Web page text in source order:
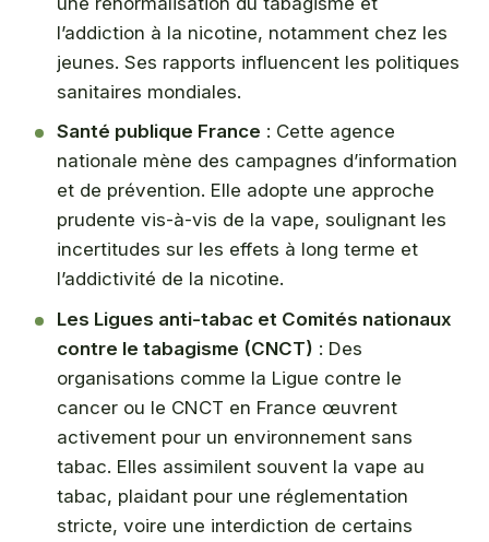
l’addiction à la nicotine, notamment chez les
jeunes. Ses rapports influencent les politiques
sanitaires mondiales.
Santé publique France : Cette agence
nationale mène des campagnes d’information
et de prévention. Elle adopte une approche
prudente vis-à-vis de la vape, soulignant les
incertitudes sur les effets à long terme et
l’addictivité de la nicotine.
Les Ligues anti-tabac et Comités nationaux
contre le tabagisme (CNCT) : Des
organisations comme la Ligue contre le
cancer ou le CNCT en France œuvrent
activement pour un environnement sans
tabac. Elles assimilent souvent la vape au
tabac, plaidant pour une réglementation
stricte, voire une interdiction de certains